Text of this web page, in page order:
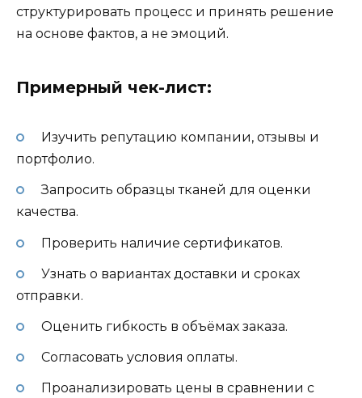
структурировать процесс и принять решение
на основе фактов, а не эмоций.
Примерный чек-лист:
Изучить репутацию компании, отзывы и
портфолио.
Запросить образцы тканей для оценки
качества.
Проверить наличие сертификатов.
Узнать о вариантах доставки и сроках
отправки.
Оценить гибкость в объёмах заказа.
Согласовать условия оплаты.
Проанализировать цены в сравнении с